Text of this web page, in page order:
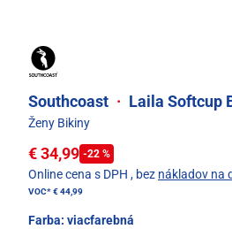
Southcoast · Laila Softcup
Ženy Bikiny
€ 34,99 -22 %
Online cena s DPH , bez nákladov na
VOC*€ 44,99
Farba: viacfarebná